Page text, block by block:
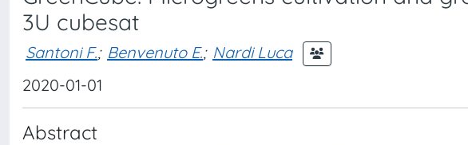
3U cubesat
Santoni F.; Benvenuto E.; Nardi Luca
2020-01-01
Abstract